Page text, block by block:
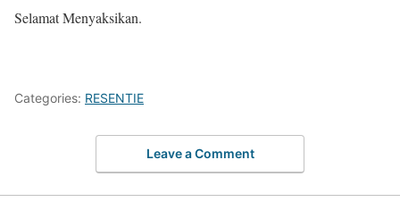
Selamat Menyaksikan.
Categories: RESENTIE
Leave a Comment